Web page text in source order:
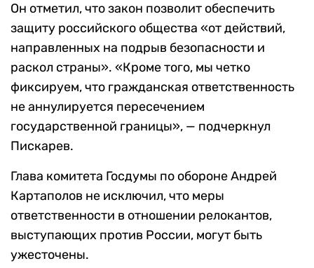
Он отметил, что закон позволит обеспечить
защиту российского общества «от действий,
направленных на подрыв безопасности и
раскол страны». «Кроме того, мы четко
фиксируем, что гражданская ответственность
не аннулируется пересечением
государственной границы», — подчеркнул
Пискарев.
Глава комитета Госдумы по обороне Андрей
Картаполов не исключил, что меры
ответственности в отношении релокантов,
выступающих против России, могут быть
ужесточены.